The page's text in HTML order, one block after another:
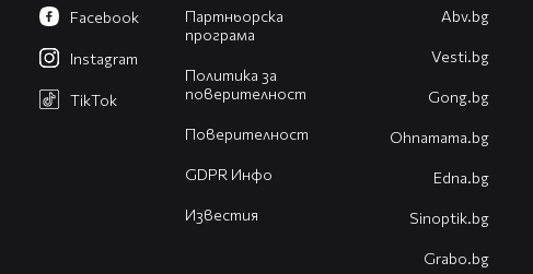
Партньорска
програма
Политика за
поверителност
Поверителност
GDPR Инфо
Известия
Facebook
Instagram
TikTok
Abv.bg
Vesti.bg
Gong.bg
Оhnamama.bg
Edna.bg
Sinoptik.bg
Grabo.bg